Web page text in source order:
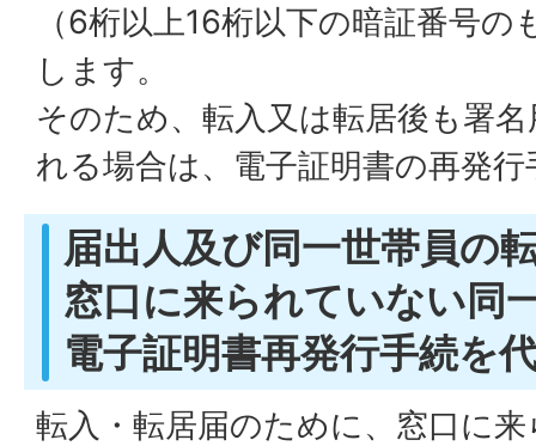
（6桁以上16桁以下の暗証番号
します。
そのため、転入又は転居後も署
れる場合は、電子証明書の再発
届出人及び同一世帯員の
窓口に来られていない同
電子証明書再発行手続を
転入・転居届のために、窓口に